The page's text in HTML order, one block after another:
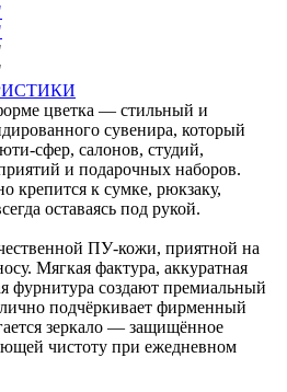
цветка — стильный и
сувенира, который
сфер, салонов, студий,
и подарочных наборов.
крепится к сумке, рюкзаку,
оставаясь под рукой.
ПУ-кожи, приятной на
Мягкая фактура, аккуратная
фурнитура создают премиальный
подчёркивает фирменный
зеркало — защищённое
чистоту при ежедневном